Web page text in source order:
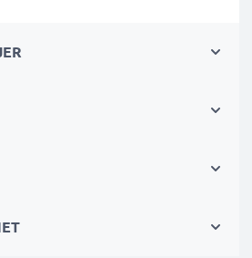
högsta EU- standarderna och